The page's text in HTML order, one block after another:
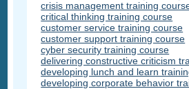
crisis management training
critical thinking training course
customer service training course
customer support training course
cyber security training course
delivering constructive criticism
developing lunch and learn
developing corporate behavior